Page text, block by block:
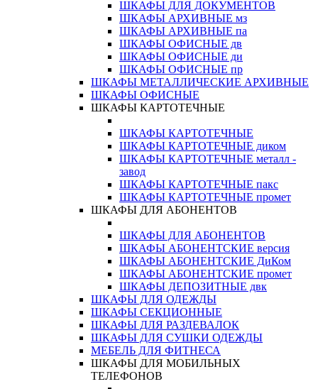
ШКАФЫ ДЛЯ ДОКУМЕНТОВ
ШКАФЫ АРХИВНЫЕ мз
ШКАФЫ АРХИВНЫЕ па
ШКАФЫ ОФИСНЫЕ дв
ШКАФЫ ОФИСНЫЕ ди
ШКАФЫ ОФИСНЫЕ пр
ШКАФЫ МЕТАЛЛИЧЕСКИЕ АРХИВНЫЕ
ШКАФЫ ОФИСНЫЕ
ШКАФЫ КАРТОТЕЧНЫЕ
ШКАФЫ КАРТОТЕЧНЫЕ
ШКАФЫ КАРТОТЕЧНЫЕ диком
ШКАФЫ КАРТОТЕЧНЫЕ металл -
завод
ШКАФЫ КАРТОТЕЧНЫЕ пакс
ШКАФЫ КАРТОТЕЧНЫЕ промет
ШКАФЫ ДЛЯ АБОНЕНТОВ
ШКАФЫ ДЛЯ АБОНЕНТОВ
ШКАФЫ АБОНЕНТСКИЕ версия
ШКАФЫ АБОНЕНТСКИЕ ДиКом
ШКАФЫ АБОНЕНТСКИЕ промет
ШКАФЫ ДЕПОЗИТНЫЕ двк
ШКАФЫ ДЛЯ ОДЕЖДЫ
ШКАФЫ СЕКЦИОННЫЕ
ШКАФЫ ДЛЯ РАЗДЕВАЛОК
ШКАФЫ ДЛЯ СУШКИ ОДЕЖДЫ
МЕБЕЛЬ ДЛЯ ФИТНЕСА
ШКАФЫ ДЛЯ МОБИЛЬНЫХ
ТЕЛЕФОНОВ